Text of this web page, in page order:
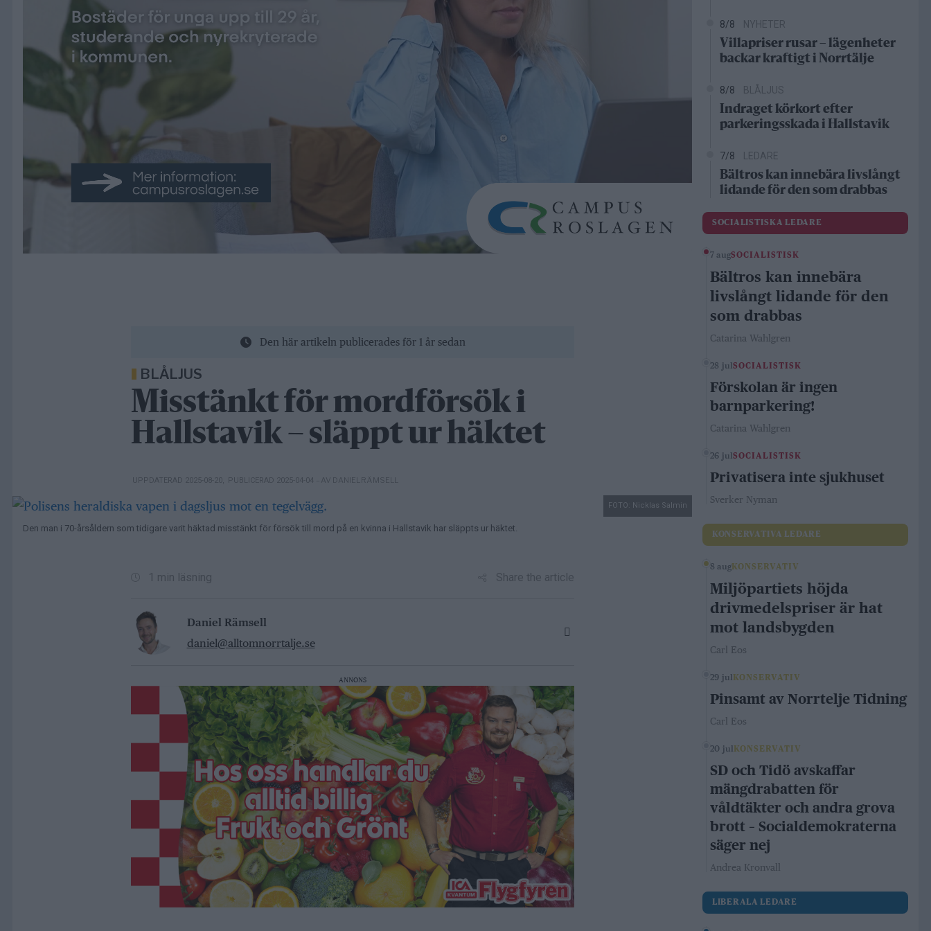
Den här artikeln publicerades för 1 år sedan
BLÅLJUS
Misstänkt för mordförsök i
Hallstavik – släppt ur häktet
UPPDATERAD 2025-08-20, PUBLICERAD 2025-04-04 – AV DANIEL RÄMSELL
FOTO: Nicklas Salmin
Den man i 70-årsåldern som tidigare varit häktad misstänkt för försök till mord på en kvinna i Hallstavik har släppts ur häktet.
1 min läsning Share the article
Daniel Rämsell
daniel@alltomnorrtalje.se
ANNONS
8/8 NYHETER
Villapriser rusar – lägenheter
backar kraftigt i Norrtälje
8/8 BLÅLJUS
Indraget körkort efter
parkeringsskada i Hallstavik
7/8 LEDARE
Bältros kan innebära livslångt
lidande för den som drabbas
SOCIALISTISKA LEDARE
7 augSOCIALISTISK
Bältros kan innebära
livslångt lidande för den
som drabbas
Catarina Wahlgren
28 julSOCIALISTISK
Förskolan är ingen
barnparkering!
Catarina Wahlgren
26 julSOCIALISTISK
Privatisera inte sjukhuset
Sverker Nyman
KONSERVATIVA LEDARE
8 aug KONSERVATIV
Miljöpartiets höjda
drivmedelspriser är hat
mot landsbygden
Carl Eos
29 jul KONSERVATIV
Pinsamt av Norrtelje Tidning
Carl Eos
20 jul KONSERVATIV
SD och Tidö avskaffar
mängdrabatten för
våldtäkter och andra grova
brott – Socialdemokraterna
säger nej
Andrea Kronvall
LIBERALA LEDARE